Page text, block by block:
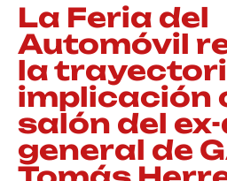
La Feria del
Automóvil
la
implicación
salón del
general de